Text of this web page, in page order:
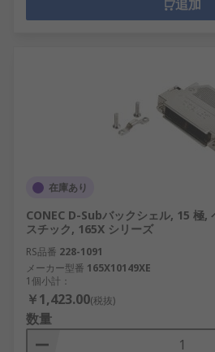
追加
在庫あり
CONEC D-Subバックシェル, 15 極,
スチック, 165X シリーズ
RS品番 228-1091
メーカー型番 165X10149XE
1個小計：
￥1,423.00(税抜)
数量